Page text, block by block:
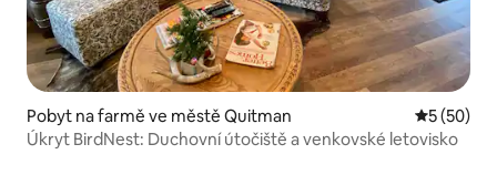
Pobyt na farmě ve městě Quitman Průměrné
5 (50)
Úkryt BirdNest: Duchovní útočiště a venkovské letovisko